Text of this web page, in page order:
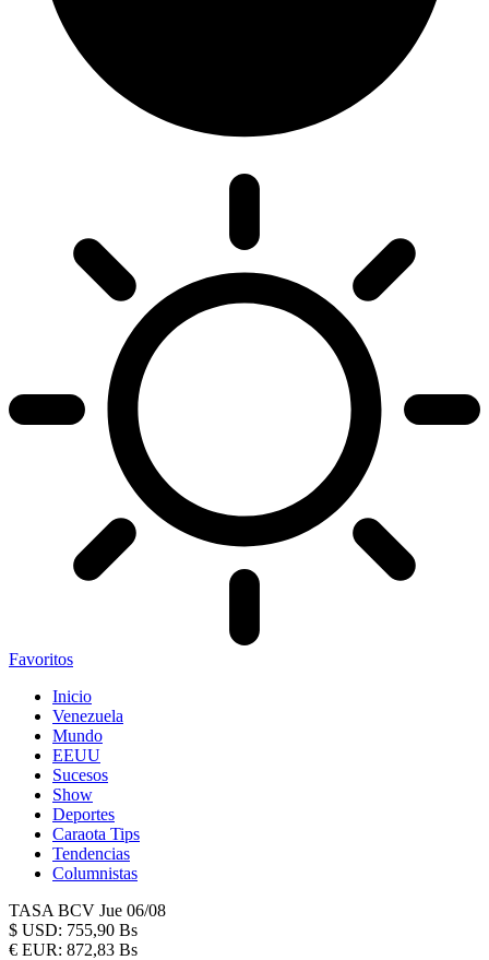
Favoritos
Inicio
Venezuela
Mundo
EEUU
Sucesos
Show
Deportes
Caraota Tips
Tendencias
Columnistas
TASA BCV Jue 06/08
$ USD: 755,90 Bs
€ EUR: 872,83 Bs